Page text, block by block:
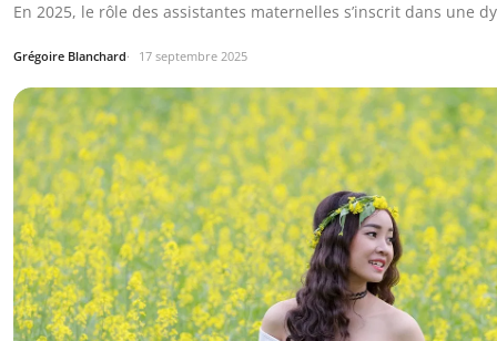
En 2025, le rôle des assistantes maternelles s’inscrit dans une
Grégoire Blanchard 17 septembre 2025